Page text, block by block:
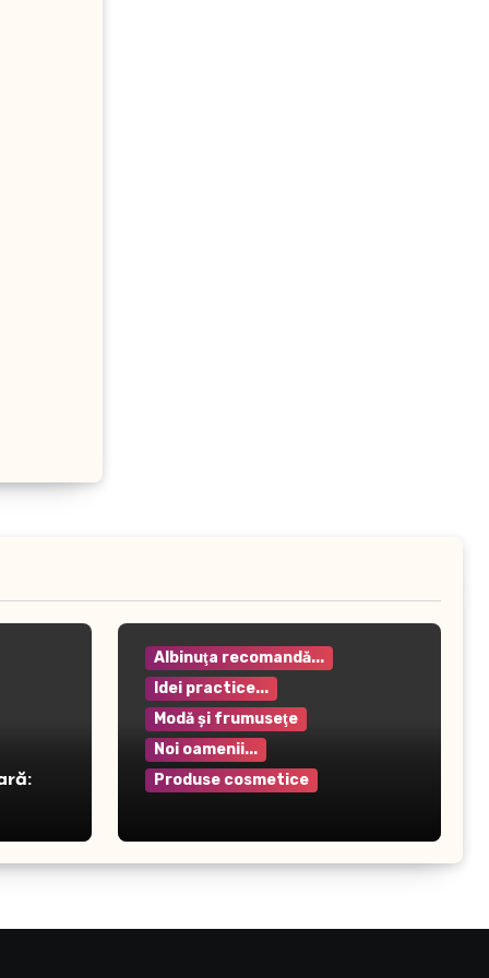
Albinuţa recomandă...
Idei practice...
Modă şi frumuseţe
Noi oamenii...
Produse cosmetice
– Hidratare și protecție
intensivă